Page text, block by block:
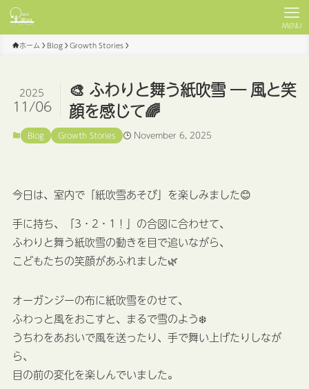
MENU
ホーム Blog Growth Stories
🎨 ふわりと舞う紙吹雪 ― 風と笑
顔を感じて🌈
2025
11/06
Blog Growth Stories November 6, 2025
今日は、室内で「紙吹雪あそび」を楽しみました😊
手に持ち、「3・2・1！」の合図に合わせて、
ふわりと舞う紙吹雪の動きを目で追いながら、
こどもたちの笑顔があふれました🌿
オーガンジーの布に紙吹雪をのせて、
ふわっと風をおこすと、まるで雪のよう❄️
うちわをあおいで風を送ったり、手で舞い上げたりしなが
ら、
目の前の変化を楽しんでいました。